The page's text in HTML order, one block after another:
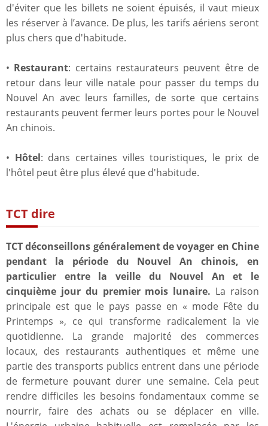
d'éviter que les billets ne soient épuisés, il vaut mieux
les réserver à l’avance. De plus, les tarifs aériens seront
plus chers que d'habitude.
• Restaurant: certains restaurateurs peuvent être de
retour dans leur ville natale pour passer du temps du
Nouvel An avec leurs familles, de sorte que certains
restaurants peuvent fermer leurs portes pour le Nouvel
An chinois.
• Hôtel: dans certaines villes touristiques, le prix de
l'hôtel peut être plus élevé que d'habitude.
TCT dire
TCT déconseillons généralement de voyager en Chine
pendant la période du Nouvel An chinois, en
particulier entre la veille du Nouvel An et le
cinquième jour du premier mois lunaire. La raison
principale est que le pays passe en « mode Fête du
Printemps », ce qui transforme radicalement la vie
quotidienne. La grande majorité des commerces
locaux, des restaurants authentiques et même une
partie des transports publics entrent dans une période
de fermeture pouvant durer une semaine. Cela peut
rendre difficiles les besoins fondamentaux comme se
nourrir, faire des achats ou se déplacer en ville.